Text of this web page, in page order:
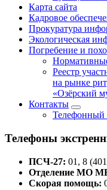
Карта сайта
Кадровое
Прокуратура
Экологическая
Погребение и
Реестр
на рынке
«Озёрский
Контакты
Телефонный
Телефоны
ПСЧ-27: 01, 8
Отделение МО
Скорая помощь: